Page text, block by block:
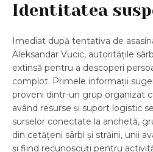
Identitatea
Imediat după tentativa de
Aleksandar Vucic, autoritățile
extinsă pentru a descoperi
complot. Primele informații
proveni dintr-un grup organizat
având resurse și suport logistic
surselor conectate la anchetă,
din cetățeni sârbi și străini, unii
și fiind recunoscuți pentru